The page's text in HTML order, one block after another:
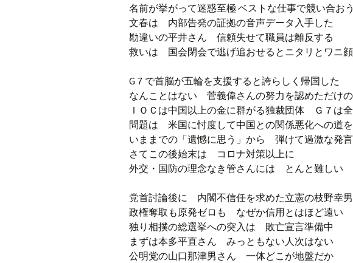
名前が挙がって迷惑至極 ベストな仕事で競い合おう
文春は 内部告発の証拠の音声データ入手した
勘違いの平井さん 信頼失せて職員は離反する
救いは 国会閉会で逃げ追おせるとニタリとワニ顔
G７で首脳が五輪を支援すると誇らしく帰国した
なんことはない 菅義偉さんの努力を認めただけ
ＩＯＣは中国以上の金に群がる独裁団体 Ｇ７は
問題は 米国に忖度して中国との関係悪化への道
いままでの「遺憾に思う」から 弾けて過激な発
さてこの後始末は コロナ対策以上に
外交・国防の理念なき管さんには とんと難しい
党首討論後に 内閣不信任を求めた立憲の枝野幸
政権奪取も原発ゼロも なぜか信用とはほど遠い
独り相撲の総選挙への突入は 敗亡宣言準備中
まずは本多平直さん みっともない人次はない
公明党の山口那津男さん 一体どこが地盤だか